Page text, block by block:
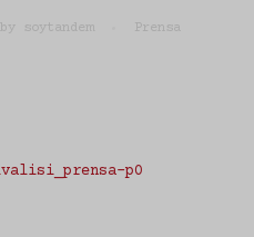
by soytandem Prensa